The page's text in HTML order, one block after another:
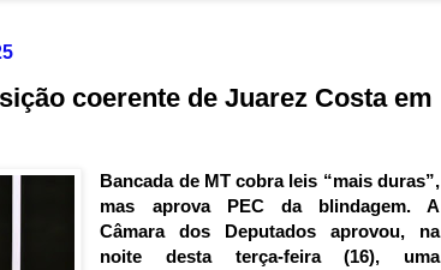
coerente de Juarez Costa em
Bancada de MT cobra leis “mais duras”,
mas aprova PEC da blindagem. A
Câmara dos Deputados aprovou, na
noite desta terça-feira (16), uma